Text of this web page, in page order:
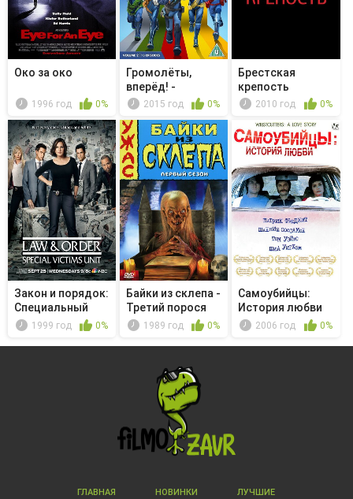
Око за око
1996 год 0%
Громолёты,
вперёд! -
Recharge
2015 год 0%
Брестская
крепость
2010 год 0%
Закон и порядок:
Специальный
корпус -...
1999 год 0%
Байки из склепа -
Третий порося
1989 год 0%
Самоубийцы:
История любви
2006 год 0%
ГЛАВНАЯ НОВИНКИ ЛУЧШИЕ